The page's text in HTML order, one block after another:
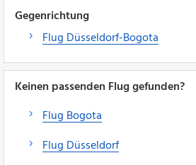
Gegenrichtung
Flug Düsseldorf-Bogota
Keinen passenden Flug gefunden?
Flug Bogota
Flug Düsseldorf